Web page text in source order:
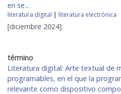
en se...
literatura digital | literatura electrónica
[diciembre 2024]
término
Literatura digital: Arte textual de
programables, en el que la
relevante como dispositivo